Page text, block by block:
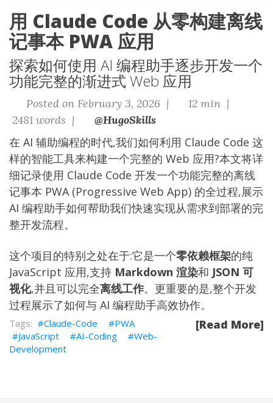
用 Claude Code 从零构建离线
记事本 PWA 应用
探索如何使用 AI 编程助手逐步开发一个
功能完整的渐进式 Web 应用
Posted on February 3, 2026 |
12 min |
2481 words |
@HugoSkills
在 AI 辅助编程的时代,我们如何利用 Claude Code 这
样的智能工具来构建一个完整的 Web 应用?本文将详
细记录使用 Claude Code 开发一个功能完整的离线
记事本 PWA (Progressive Web App) 的全过程,展示
AI 编程助手如何帮助我们快速实现从需求到部署的完
整开发流程。
这个项目的特别之处在于:它是一个零依赖框架的纯
JavaScript 应用,支持 Markdown 渲染和 JSON 可
视化,并且可以完全离线工作。更重要的是,整个开发
过程展示了如何与 AI 编程助手高效协作。
[Read More]
Claude-Code
PWA
JavaScript
AI-Coding
Web-
Development